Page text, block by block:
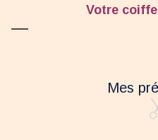
Votre
Mes